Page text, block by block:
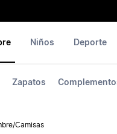
Zapatos
Niños Deporte
/Camisas